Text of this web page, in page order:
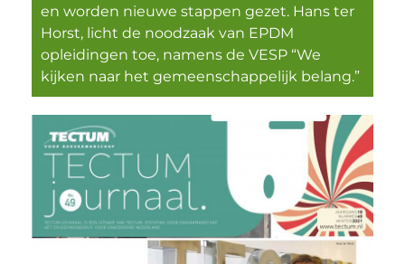
en worden nieuwe stappen gezet. Hans ter
Horst, licht de noodzaak van EPDM
opleidingen toe, namens de VESP “We
kijken naar het gemeenschappelijk belang.”